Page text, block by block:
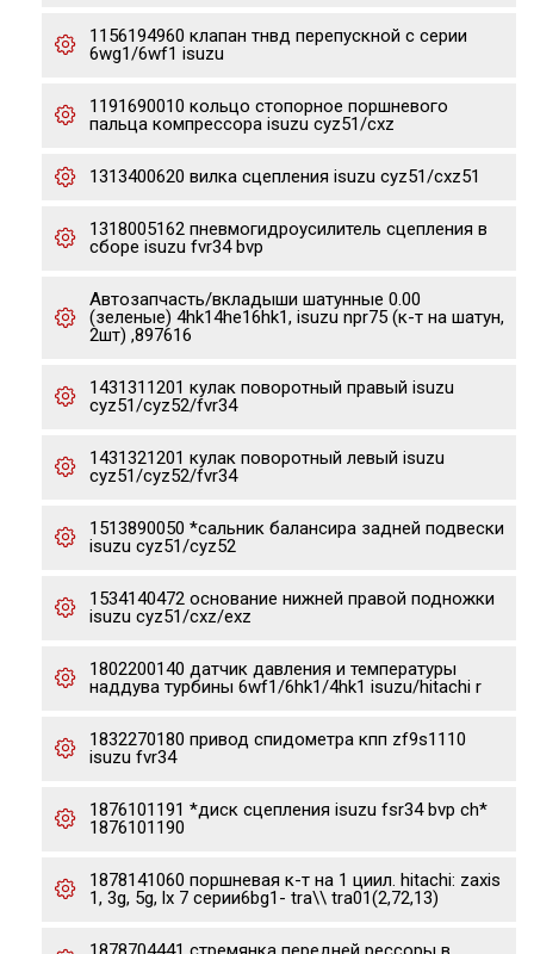
1156194960 клапан тнвд перепускной с серии
6wg1/6wf1 isuzu
1191690010 кольцо стопорное поршневого
пальца компрессора isuzu cyz51/cxz
1313400620 вилка сцепления isuzu cyz51/cxz51
1318005162 пневмогидроусилитель сцепления в
сборе isuzu fvr34 bvp
Автозапчасть/вкладыши шатунные 0.00
(зеленые) 4hk14he16hk1, isuzu npr75 (к-т на шатун,
2шт) ,897616
1431311201 кулак поворотный правый isuzu
cyz51/cyz52/fvr34
1431321201 кулак поворотный левый isuzu
cyz51/cyz52/fvr34
1513890050 *сальник балансира задней подвески
isuzu cyz51/cyz52
1534140472 основание нижней правой подножки
isuzu cyz51/cxz/exz
1802200140 датчик давления и температуры
наддува турбины 6wf1/6hk1/4hk1 isuzu/hitachi r
1832270180 привод спидометра кпп zf9s1110
isuzu fvr34
1876101191 *диск сцепления isuzu fsr34 bvp ch*
1876101190
1878141060 поршневая к-т на 1 циил. hitachi: zaxis
1, 3g, 5g, lx 7 серии6bg1- tra\\ tra01(2,72,13)